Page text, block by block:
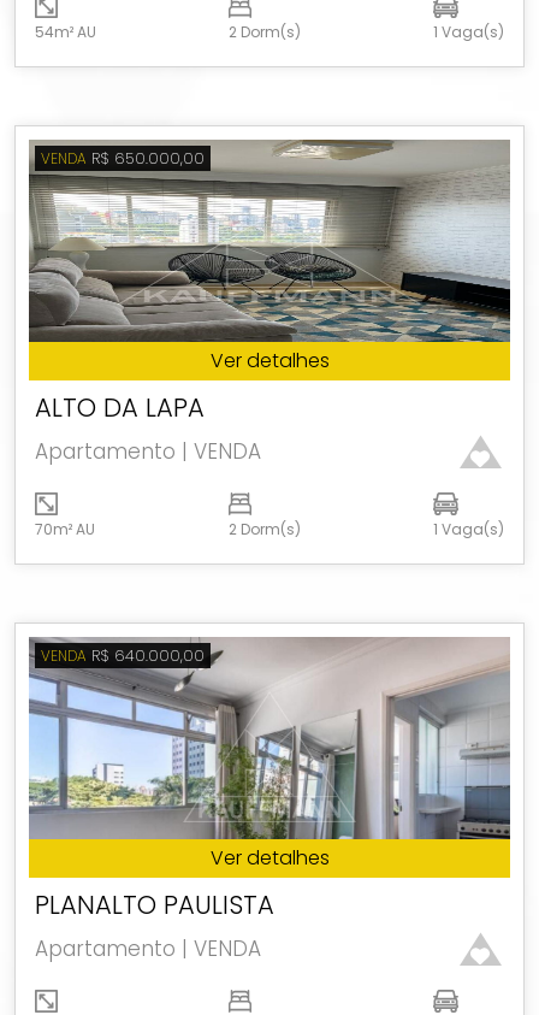
54m² AU 2 Dorm(s) 1 Vaga(s)
VENDA R$ 650.000,00
Ver detalhes
ALTO DA LAPA
Apartamento | VENDA
70m² AU 2 Dorm(s) 1 Vaga(s)
VENDA R$ 640.000,00
Ver detalhes
PLANALTO PAULISTA
Apartamento | VENDA